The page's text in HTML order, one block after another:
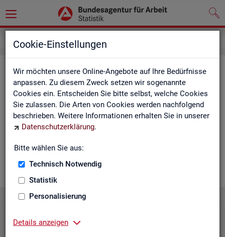
Cookie-Einstellungen
Wir möchten unsere Online-Angebote auf Ihre Bedürfnisse
anpassen. Zu diesem Zweck setzen wir sogenannte
Cookies ein. Entscheiden Sie bitte selbst, welche Cookies
Sie zulassen. Die Arten von Cookies werden nachfolgend
beschrieben. Weitere Informationen erhalten Sie in unserer
Datenschutzerklärung.
Bitte wählen Sie aus:
Technisch Notwendig
Statistik
Personalisierung
Details anzeigen
Sta­tis­ti­ken nach Re­gio­nen
Auf den fol­gen­den Sei­ten fin­den Sie Land­kar­ten und Ta­bel­len
mit den wich­tigs­ten ak­tu­el­len Eck­wer­ten zum Ar­beits- und
Aus­bil­dungs­markt. Über die Land­kar­ten ge­lan­gen Sie zu den
ent­spre­chen­den Zah­len für die von Ihnen ge­wünsch­te Re­gi­on.
grund-In­for­ma­tio­nen zu den re­gio­na­len Glie­de­run­gen zu­sam­
men­ge­stellt.